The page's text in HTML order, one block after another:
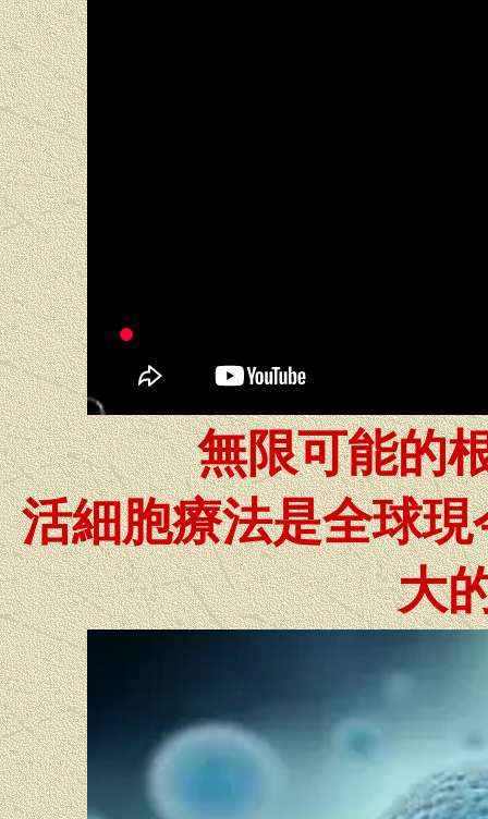
無限可能的
活細胞療法是全球
大